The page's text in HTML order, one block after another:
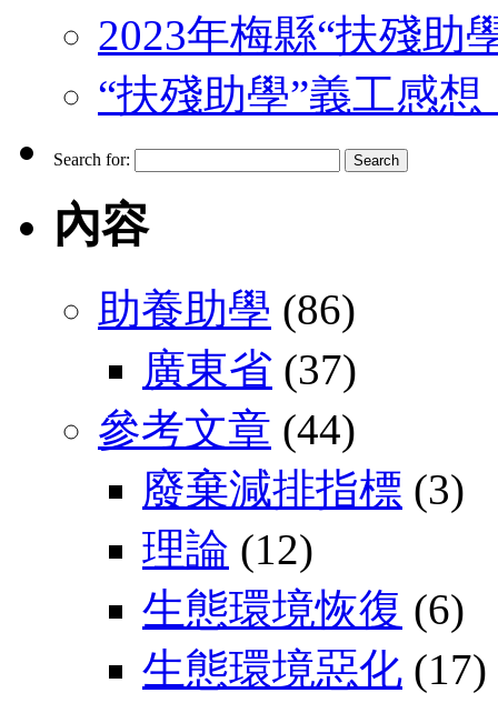
2023年梅縣“扶殘助
“扶殘助學”義工感想
Search for:
內容
助養助學 (86)
廣東省 (37)
參考文章 (44)
廢棄減排指標 (3)
理論 (12)
生態環境恢復 (6)
生態環境惡化 (17)